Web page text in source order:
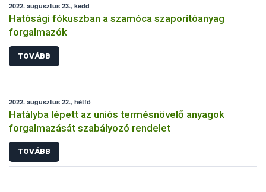
2022. augusztus 23., kedd
Hatósági fókuszban a szamóca szaporítóanyag
forgalmazók
TOVÁBB
2022. augusztus 22., hétfő
Hatályba lépett az uniós termésnövelő anyagok
forgalmazását szabályozó rendelet
TOVÁBB